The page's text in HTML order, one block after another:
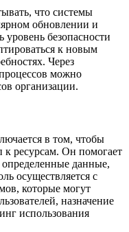
что системы
обновлении и
безопасности
к новым
Через
можно
организации.
в том, чтобы
к ресурсам. Он помогает
определенные данные,
осуществляется с
которые могут
назначение
использования